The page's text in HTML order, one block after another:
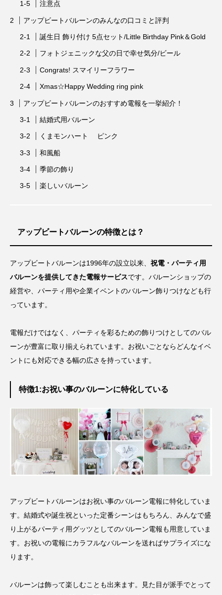
注意点
アップビートバルーンのみんなの口コミと評判
誕生日 飾り付け 5点セット/Little Birthday Pink＆Gold
フォトジェニックな父の日で幸せ気分/ビール
Congrats! スマイリーフラワー
Xmas☆Happy Wedding ring pink
アップビートバルーンのおすすめ電報を一挙紹介！
結婚式用バルーン
くまモンハート ピンク
和風船
季節の飾り
楽しいバルーン
アップビートバルーンの特徴とは？
アップビートバルーンは1996年の設立以来、 祝電・パーティ用
バルーンを提供してきた電報サービスです。バルーンショップの
経営や、パーティ用や企業イベントのバルーン飾りつけなども行
っています。
電報だけではなく、パーティを彩るための飾りつけとしてのバル
ーンが豊富に取り揃えられています。 お祝いごとならどんなイベ
ントにも対応できる幅の広さ を持っています。
特徴1:お祝い事のバルーンに特化している
アップビートバルーンはお祝い事のバルーン電報に特化していま
す。結婚式や誕生祝といった定番シーンはもちろん、みんなで盛
り上がるパーティ用グッツとしてのバルーン電報も用意していま
す。お祝いの電報にカラフルなバルーンを送ればサプライズにな
ります。
バルーンは飾って楽しむことも出来ます。見た目が派手でとって